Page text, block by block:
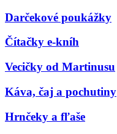
Darčekové poukážky
Čítačky e-kníh
Vecičky od Martinusu
Káva, čaj a pochutiny
Hrnčeky a fľaše